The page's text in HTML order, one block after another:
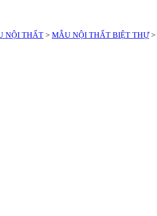
NỘI THẤT > MẪU NỘI THẤT BIỆT THỰ>